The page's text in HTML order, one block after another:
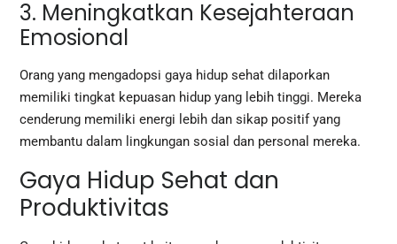
3. Meningkatkan Kesejahteraan
Emosional
Orang yang mengadopsi gaya hidup sehat dilaporkan
memiliki tingkat kepuasan hidup yang lebih tinggi. Mereka
cenderung memiliki energi lebih dan sikap positif yang
membantu dalam lingkungan sosial dan personal mereka.
Gaya Hidup Sehat dan
Produktivitas